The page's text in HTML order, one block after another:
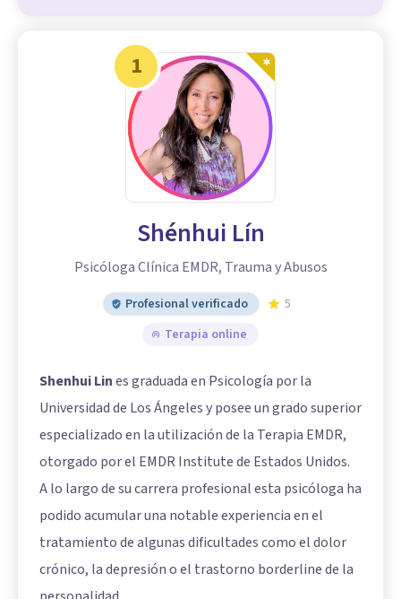
1
Shénhui Lín
Psicóloga Clínica EMDR, Trauma y Abusos
Profesional verificado
5
Terapia online
Shenhui Lines graduada en Psicología por la
Universidad de Los Ángeles y posee un grado superior
especializado en la utilización de la Terapia EMDR,
otorgado por el EMDR Institute de Estados Unidos.
A lo largo de su carrera profesional esta psicóloga ha
podido acumular una notable experiencia en el
tratamiento de algunas dificultades como el dolor
crónico, la depresión o el trastorno borderline de la